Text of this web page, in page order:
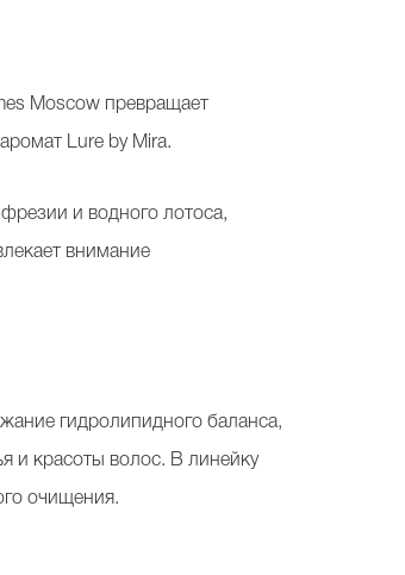
Moscow превращает
Lure by Mira.
и водного лотоса,
внимание
гидролипидного баланса,
и красоты волос. В линейку
очищения.